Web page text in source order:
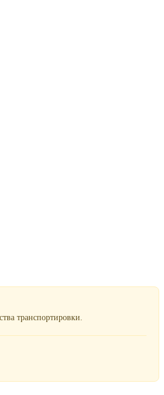
транспортировки.